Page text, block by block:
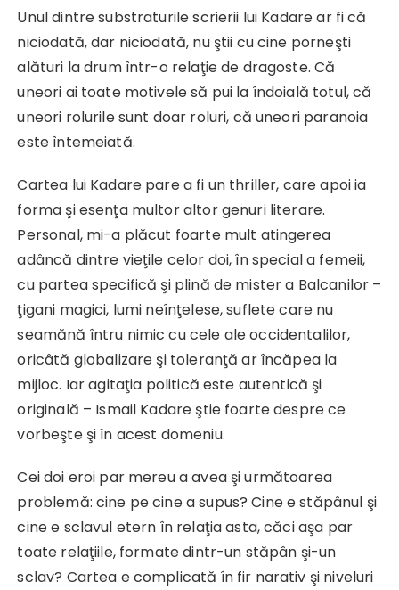
Unul dintre substraturile scrierii lui Kadare ar fi că
niciodată, dar niciodată, nu ştii cu cine porneşti
alături la drum într-o relaţie de dragoste. Că
uneori ai toate motivele să pui la îndoială totul, că
uneori rolurile sunt doar roluri, că uneori paranoia
este întemeiată.
Cartea lui Kadare pare a fi un thriller, care apoi ia
forma şi esenţa multor altor genuri literare.
Personal, mi-a plăcut foarte mult atingerea
adâncă dintre vieţile celor doi, în special a femeii,
cu partea specifică şi plină de mister a Balcanilor –
ţigani magici, lumi neînţelese, suflete care nu
seamănă întru nimic cu cele ale occidentalilor,
oricâtă globalizare şi toleranţă ar încăpea la
mijloc. Iar agitaţia politică este autentică şi
originală – Ismail Kadare ştie foarte despre ce
vorbeşte şi în acest domeniu.
Cei doi eroi par mereu a avea şi următoarea
problemă: cine pe cine a supus? Cine e stăpânul şi
cine e sclavul etern în relaţia asta, căci aşa par
toate relaţiile, formate dintr-un stăpân şi-un
sclav? Cartea e complicată în fir narativ şi niveluri